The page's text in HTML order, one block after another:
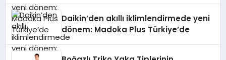
Daikin’den akıllı iklimlendirmede yeni
dönem: Madoka Plus Türkiye’de